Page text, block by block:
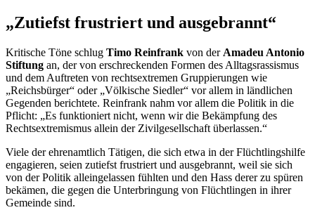
„Zutiefst frustriert und ausgebrannt“
Kritische Töne schlug Timo Reinfrank von der Amadeu Antonio
Stiftung an, der von erschreckenden Formen des Alltagsrassismus
und dem Auftreten von rechtsextremen Gruppierungen wie
„Reichsbürger“ oder „Völkische Siedler“ vor allem in ländlichen
Gegenden berichtete. Reinfrank nahm vor allem die Politik in die
Pflicht: „Es funktioniert nicht, wenn wir die Bekämpfung des
Rechtsextremismus allein der Zivilgesellschaft überlassen.“
Viele der ehrenamtlich Tätigen, die sich etwa in der Flüchtlingshilfe
engagieren, seien zutiefst frustriert und ausgebrannt, weil sie sich
von der Politik alleingelassen fühlten und den Hass derer zu spüren
bekämen, die gegen die Unterbringung von Flüchtlingen in ihrer
Gemeinde sind.